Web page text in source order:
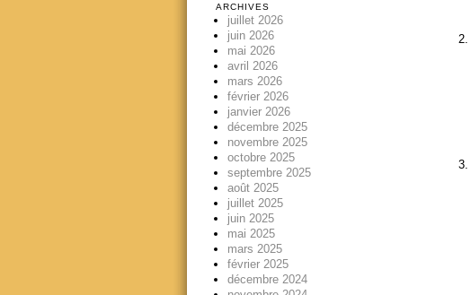
ARCHIVES
juillet 2026
juin 2026
mai 2026
avril 2026
mars 2026
février 2026
janvier 2026
décembre 2025
novembre 2025
octobre 2025
septembre 2025
août 2025
juillet 2025
juin 2025
mai 2025
mars 2025
février 2025
décembre 2024